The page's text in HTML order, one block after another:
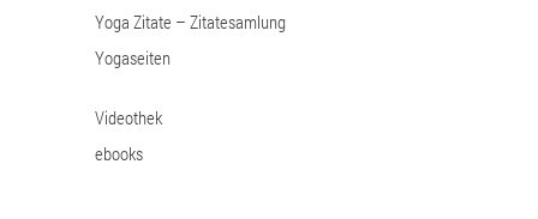
Yoga Zitate – Zitatesamlung
Yogaseiten
Videothek
ebooks